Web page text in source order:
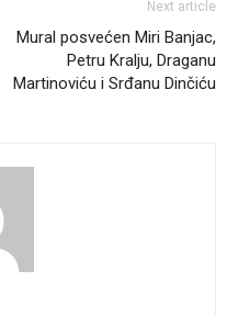
Next article
Mural posvećen Miri Banjac,
Petru Kralju, Draganu
Martinoviću i Srđanu Dinčiću